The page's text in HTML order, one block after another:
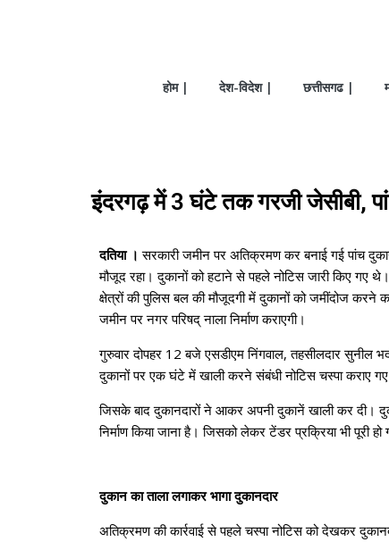
होम | देश-विदेश | छत्तीसगढ |
इंदरगढ़ में 3 घंटे तक गरजी जेसीबी,
दतिया । सरकारी जमीन पर अतिक्रमण कर बनाई गई पांच
मौजूद रहा। दुकानों को हटाने से पहले नोटिस जारी किए गए
क्षेत्रों की पुलिस बल की मौजूदगी में दुकानों को जमींदोज
जमीन पर नगर परिषद् नाला निर्माण कराएगी।
गुरुवार दोपहर 12 बजे एसडीएम निंगवाल, तहसीलदार सुनील
दुकानों पर एक घंटे में खाली करने संबंधी नोटिस चस्पा कराए
जिसके बाद दुकानदारों ने आकर अपनी दुकानें खाली कर दी।
निर्माण किया जाना है। जिसको लेकर टेंडर प्रक्रिया भी पूरी
दुकान का ताला लगाकर भागा दुकानदार
अतिक्रमण की कार्रवाई से पहले चस्पा नोटिस को देखकर